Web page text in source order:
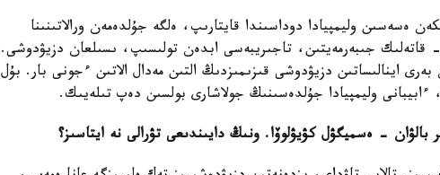
ەسەسىن وليمپيادا دوداسىندا قايتارىپ، ەلگە جۇلدەمەن ورالاتىنىنا
- قاتەلىك جىبەرمەيتىن، تاجىريبەسى ابدەن تولىسىپ، ىسىلعان دزيۋدوشى.
تۇرىمەن 11 جاسىنان بەرى اينالىساتىن دزيۋدوشى قىزىمىزدىڭ التىن مەدال الاتىن ءجونى بار. بۇل
وليمپيادا جۇلدەسىنىڭ جولاشارى بولسىن دەپ تىلەيىك.
بالۋان - ەسميگۋل كۋيۋلوۆا. ونىڭ دايىندىعى تۋرالى نە ايتاسىز؟